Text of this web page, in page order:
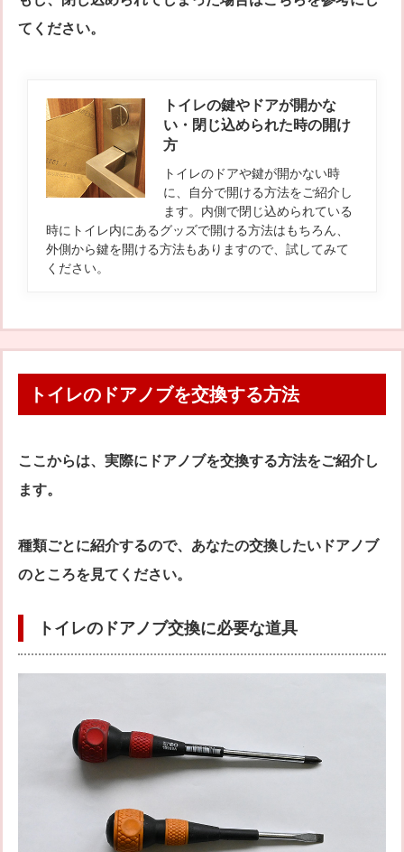
てください。
トイレの鍵やドアが開かな
い・閉じ込められた時の開け
方
トイレのドアや鍵が開かない時
に、自分で開ける方法をご紹介し
ます。内側で閉じ込められている
時にトイレ内にあるグッズで開ける方法はもちろん、
外側から鍵を開ける方法もありますので、試してみて
ください。
トイレのドアノブを交換する方法
ここからは、実際にドアノブを交換する方法をご紹介し
ます。
種類ごとに紹介するので、あなたの交換したいドアノブ
のところを見てください。
トイレのドアノブ交換に必要な道具